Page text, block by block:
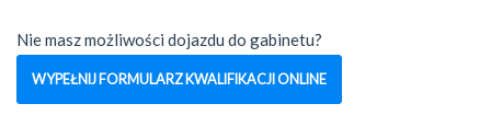
Nie masz możliwości dojazdu do gabinetu?
WYPEŁNIJ FORMULARZ KWALIFIKACJI ONLINE